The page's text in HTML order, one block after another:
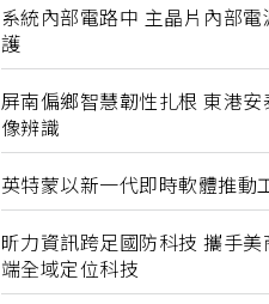
系統內部電路中 主晶片內部電
護
屏南偏鄉智慧韌性扎根 東港安
像辨識
英特蒙以新一代即時軟體推動
昕力資訊跨足國防科技 攜手
端全域定位科技